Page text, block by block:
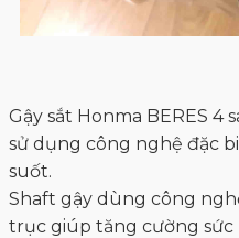
Gậy sắt Honma BERES
sử dụng công nghệ đặc
suốt.
Shaft gậy dùng công
trục giúp tăng cường sức